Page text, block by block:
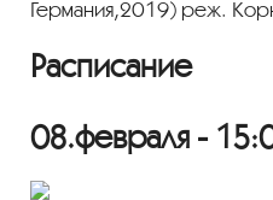
Германия,2019) реж.
Расписание
08.февраля -